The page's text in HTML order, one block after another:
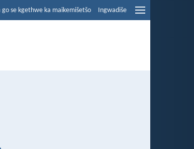
go se kgethwe ka maikemišetšo Ingwadiše